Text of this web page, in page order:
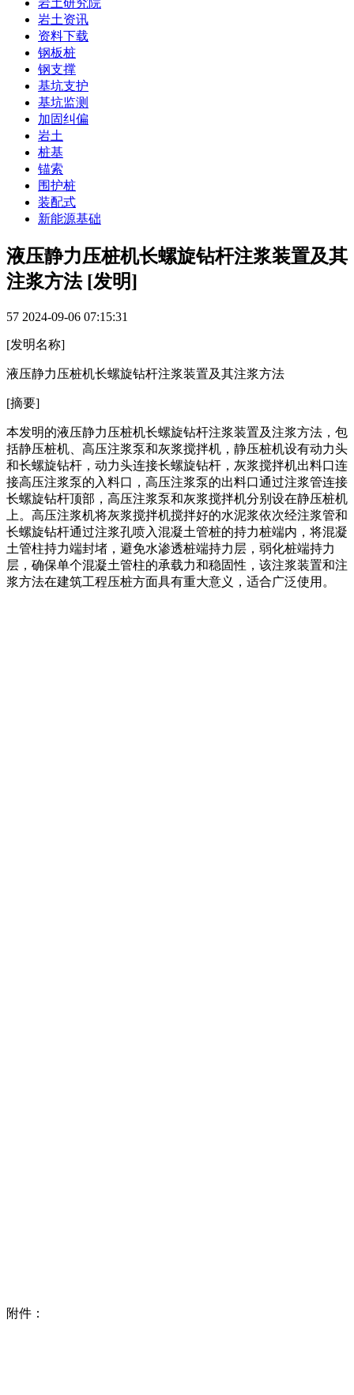
岩土研究院
岩土资讯
资料下载
钢板桩
钢支撑
基坑支护
基坑监测
加固纠偏
岩土
桩基
锚索
围护桩
装配式
新能源基础
液压静力压桩机长螺旋钻杆注浆装置及其
注浆方法 [发明]
57 2024-09-06 07:15:31
[发明名称]
液压静力压桩机长螺旋钻杆注浆装置及其注浆方法
[摘要]
本发明的液压静力压桩机长螺旋钻杆注浆装置及注浆方法，包
括静压桩机、高压注浆泵和灰浆搅拌机，静压桩机设有动力头
和长螺旋钻杆，动力头连接长螺旋钻杆，灰浆搅拌机出料口连
接高压注浆泵的入料口，高压注浆泵的出料口通过注浆管连接
长螺旋钻杆顶部，高压注浆泵和灰浆搅拌机分别设在静压桩机
上。高压注浆机将灰浆搅拌机搅拌好的水泥浆依次经注浆管和
长螺旋钻杆通过注浆孔喷入混凝土管桩的持力桩端内，将混凝
土管柱持力端封堵，避免水渗透桩端持力层，弱化桩端持力
层，确保单个混凝土管柱的承载力和稳固性，该注浆装置和注
浆方法在建筑工程压桩方面具有重大意义，适合广泛使用。
附件：